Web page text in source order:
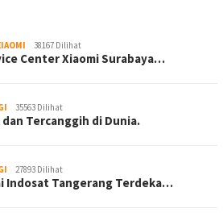
38167 Dilihat
Center Xiaomi Surabaya…
35563 Dilihat
dan Tercanggih di Dunia.
27893 Dilihat
Indosat Tangerang Terdeka…